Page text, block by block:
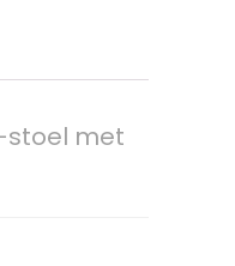
stoel met